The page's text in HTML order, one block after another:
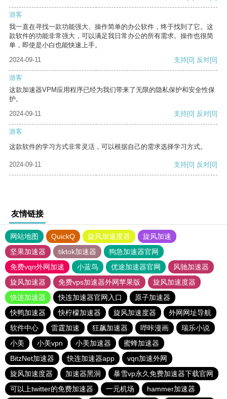
游客
我一直在寻找一款功能强大、操作简单的办公软件，终于找到了它。这
款软件的功能非常强大，可以满足我日常办公的所有需求。操作也很简
单，即使是小白也能快速上手。
2024-09-11
支持[0] 反对[0]
游客
这款加速器VPM应用程序已经为我们带来了无限的隐私保护和安全性保
护。
2024-09-11
支持[0] 反对[0]
游客
这款软件的学习方式非常灵活，可以根据自己的需求选择学习方式。
2024-09-11 支持[0] 反对[0]
友情链接
网站地图 QuickQ 旋风加速度器
旋风加速
坚果加速器
tiktok加速器
狗急加速器官网
免费vqn外网加速
小蓝鸟 优途加速器官网
风驰加速器
旋风加速器
免费vps加速器外网苹果版
旋风加速度器
快连加速器
快连加速器官网入口
原子加速器
快鸭加速器
快柠檬加速器 旋风加速度器
外网网址导航
软件中心
雷霆加速 狂飙加速器 哔咔漫画
瑞乐小说
小美
小美vpn 小美加速器
蜜蜂加速器
BitzNet加速器
快连加速器app
vqn加速外网
旋风加速度器
加速器黑洞
暴雪vp永久免费加速器下载官网
可以上twitter的免费加速器
一元机场 hammer加速器